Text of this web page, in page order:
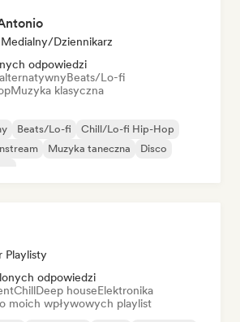
Dziennikarz
odpowiedzi
Beats/Lo-fi
Muzyka klasyczna
Beats/Lo-fi
Chill/Lo-fi Hip-Hop
Muzyka taneczna
Disco
Playlisty
odpowiedzi
ChillDeep houseElektronika
moich wpływowych playlist